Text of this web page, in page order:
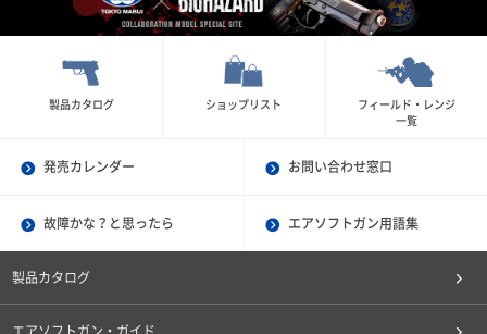
製品カタログ ショップリスト
フィールド・レンジ
一覧
発売カレンダー お問い合わせ窓口
故障かな？と思ったら エアソフトガン用語集
製品カタログ